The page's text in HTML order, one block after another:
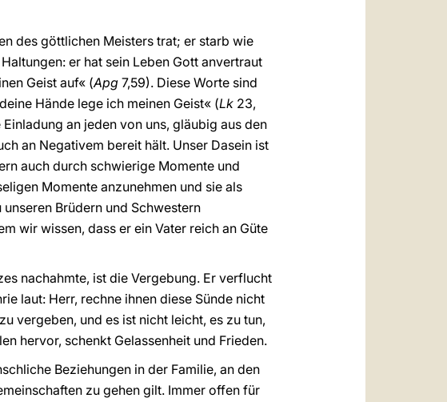
des göttlichen Meisters trat; er starb wie
er hat sein Leben Gott anvertraut
Geist auf« (Apg 7,59). Diese Worte sind
Hände lege ich meinen Geist« (Lk 23,
an jeden von uns, gläubig aus den
an Negativem bereit hält. Unser Dasein ist
auch durch schwierige Momente und
Momente anzunehmen und sie als
Brüdern und Schwestern
wir wissen, dass er ein Vater reich an Güte
nachahmte, ist die Vergebung. Er verflucht
laut: Herr, rechne ihnen diese Sünde nicht
vergeben, und es ist nicht leicht, es zu tun,
hervor, schenkt Gelassenheit und Frieden.
Beziehungen in der Familie, an den
zu gehen gilt. Immer offen für